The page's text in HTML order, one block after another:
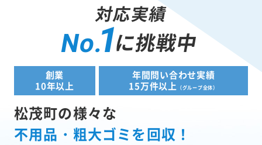
対応実績
No.1に挑戦中
創業
10年以上
年間問い合わせ実績
15万件以上
（グループ全体）
松茂町の様々な
不用品・粗大ゴミを回収！